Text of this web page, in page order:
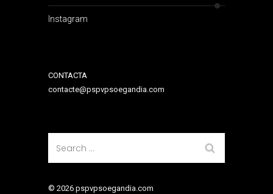
Instagram
CONTACTA
contacte@pspvpsoegandia.com
© 2026 pspvpsoegandia.com